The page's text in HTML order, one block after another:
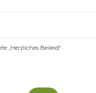
„Herzliches Beileid“